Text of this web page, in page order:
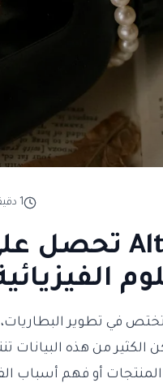
1
في تطوير البطاريات،
الكثير من هذه
أو فهم أسباب